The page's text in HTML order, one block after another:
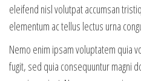
eleifend nisl volutpat accumsan
elementum ac tellus lectus urna
Nemo enim ipsam voluptatem quia
fugit, sed quia consequuntur magni